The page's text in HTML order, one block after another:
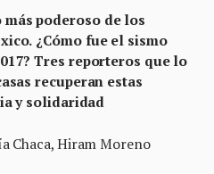
poderoso de los
¿Cómo fue el sismo
Tres reporteros que lo
recuperan estas
y solidaridad
Chaca, Hiram Moreno